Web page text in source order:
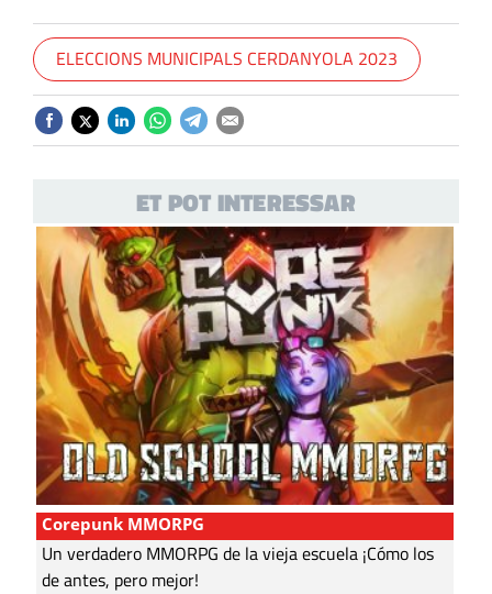
ELECCIONS MUNICIPALS CERDANYOLA 2023
ET POT INTERESSAR
Corepunk MMORPG
Un verdadero MMORPG de la vieja escuela ¡Cómo los
de antes, pero mejor!